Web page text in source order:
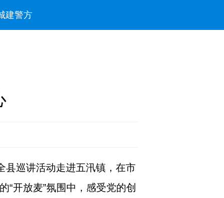
建警方
县巡讲活动走进五汛镇，在市
“开放麦”氛围中，感受党的创